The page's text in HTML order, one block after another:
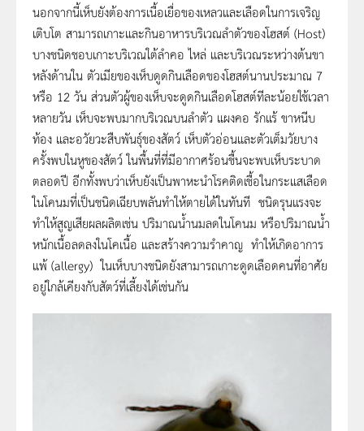
นอกจากนี้เห็บยังต้องการเนื้อเยื่อของเหลวและเลือดในการเจริญ
เติบโต สามารถเกาะและกินอาหารบริเวณลำตัวของโฮสต์ (Host)
บางชนิดชอบเกาะบริเวณใต้ลำคอ ไหล่ และบริเวณระหว่างต้นขา
หลังด้านใน ตัวเมียของเห็บดูดกินเลือดของโฮสต์นานประมาณ 7
หรือ 12 วัน ส่วนตัวผู้ของเห็บจะดูดกินเลือดโฮสต์ทีละน้อยใช้เวลา
หลายวัน เห็บจะพบมากบริเวณบนลำตัว แผงคอ รักแร้ ขาหนีบ
ท้อง และอวัยวะสืบพันธุ์ของสัตว์ เห็บตัวอ่อนและตัวเต็มวัยบาง
ครั้งพบในหูของสัตว์ ในพื้นที่ที่มีอากาศร้อนชื้นจะพบเห็บระบาด
ตลอดปี อีกทั้งพบว่าเห็บยังเป็นพาหะนำโรคติดเชื้อในกระแสเลือด
ในโคนมที่เป็นชนิดเฉียบพลันทำให้ตายได้ในทันที ชนิดรุนแรงจะ
ทำให้สูญเสียผลผลิตเช่น ปริมาณน้ำนมลดในโคนม หรือปริมาณน้ำ
หนักเนื้อลดลงในโคเนื้อ และสร้างความรำคาญ ทำให้เกิดอาการ
แพ้ (allergy) ในเห็บบางชนิดยังสามารถเกาะดูดเลือดคนที่อาศัย
อยู่ใกล้เคียงกับสัตว์ที่เลี้ยงได้เช่นกัน